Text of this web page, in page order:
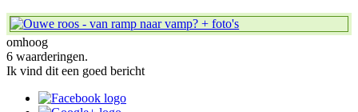
omhoog
6 waarderingen.
Ik vind dit een goed bericht